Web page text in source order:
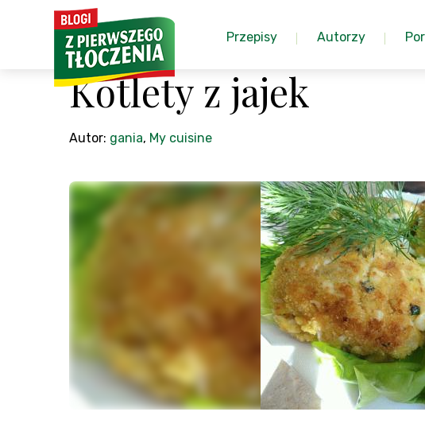
Przepisy Autorzy
Kotlety z jajek
Autor: gania, My cuisine